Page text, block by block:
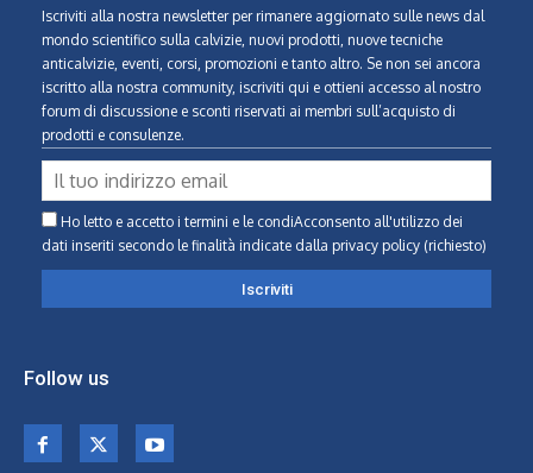
Iscriviti alla nostra newsletter per rimanere aggiornato sulle news dal
mondo scientifico sulla calvizie, nuovi prodotti, nuove tecniche
anticalvizie, eventi, corsi, promozioni e tanto altro. Se non sei ancora
iscritto alla nostra community, iscriviti qui e ottieni accesso al nostro
forum di discussione e sconti riservati ai membri sull’acquisto di
prodotti e consulenze.
Ho letto e accetto i termini e le condiAcconsento all'utilizzo dei
dati inseriti secondo le finalità indicate dalla privacy policy (richiesto)
Follow us